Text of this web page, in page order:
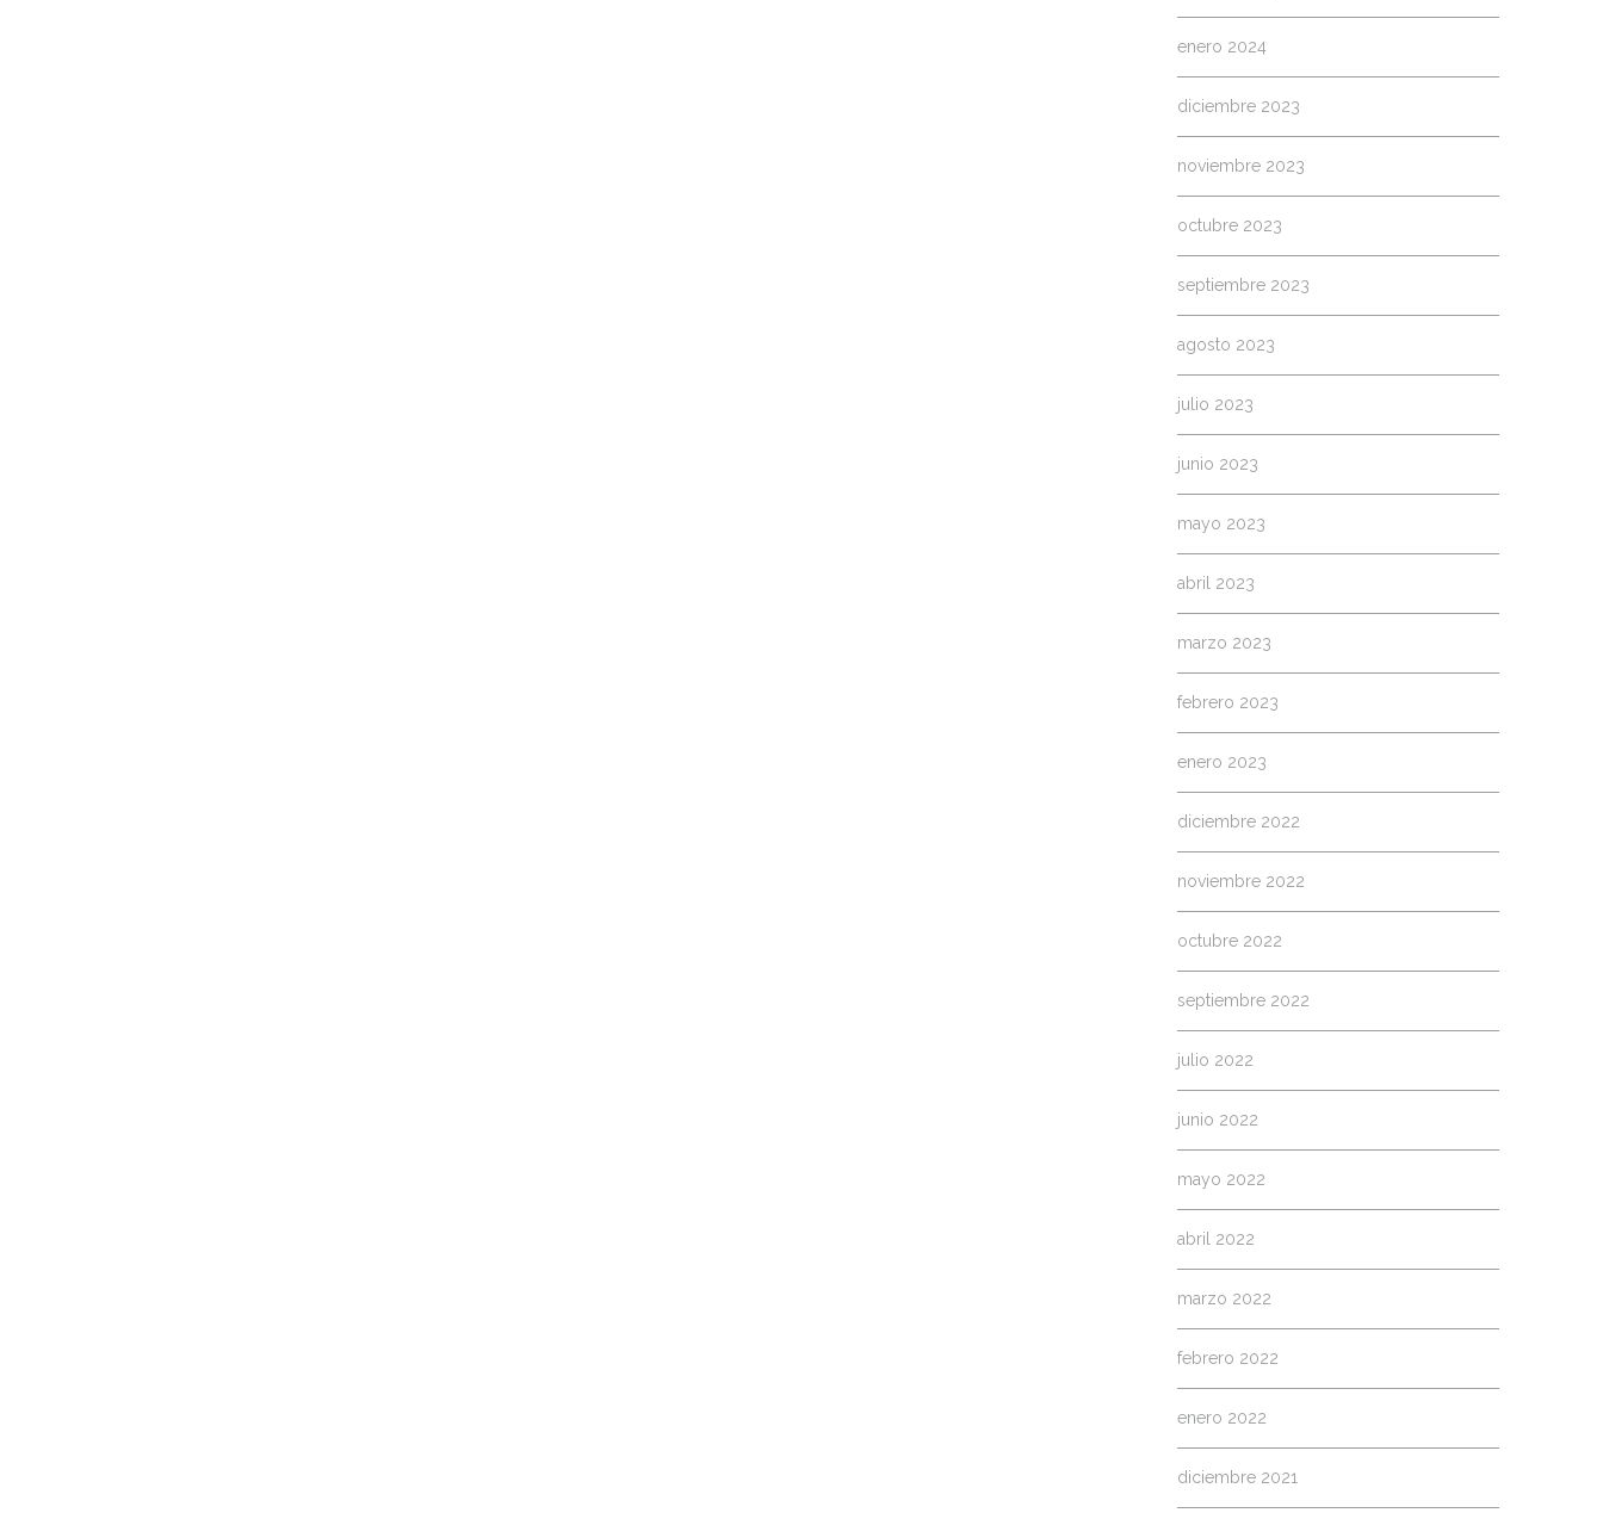
enero 2024
diciembre 2023
noviembre 2023
octubre 2023
septiembre 2023
agosto 2023
julio 2023
junio 2023
mayo 2023
abril 2023
marzo 2023
febrero 2023
enero 2023
diciembre 2022
noviembre 2022
octubre 2022
septiembre 2022
julio 2022
junio 2022
mayo 2022
abril 2022
marzo 2022
febrero 2022
enero 2022
diciembre 2021